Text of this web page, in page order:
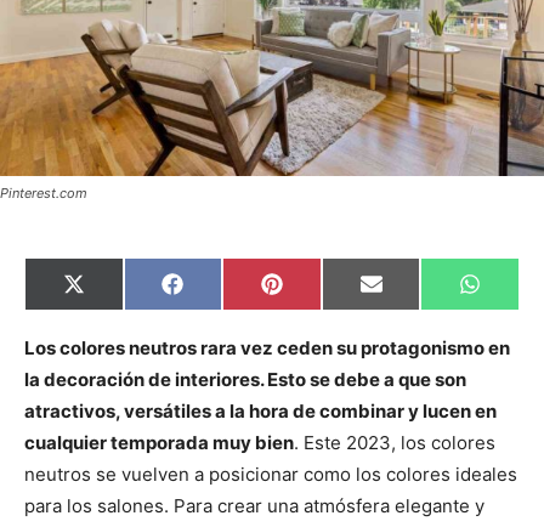
Pinterest.com
C
o
p
r
t
i
r
e
n
X
(
w
t
t
e
r
)
C
o
p
r
t
i
r
e
n
F
a
e
o
o
k
C
o
p
r
i
r
e
n
P
i
t
r
e
s
t
C
o
p
r
i
r
e
n
E
m
i
C
o
p
i
r
e
n
W
h
t
p
p
Los colores neutros rara vez ceden su protagonismo en
la decoración de interiores. Esto se debe a que son
atractivos, versátiles a la hora de combinar y lucen en
cualquier temporada muy bien. Este 2023, los colores
neutros se vuelven a posicionar como los colores ideales
para los salones. Para crear una atmósfera elegante y